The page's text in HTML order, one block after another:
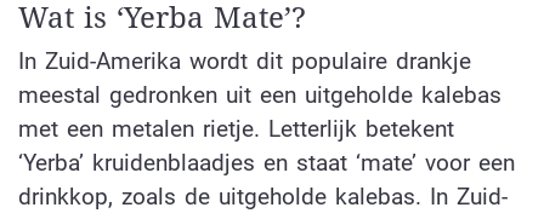
Wat is ‘Yerba Mate’?
In Zuid-Amerika wordt dit populaire drankje
meestal gedronken uit een uitgeholde kalebas
met een metalen rietje. Letterlijk betekent
‘Yerba’ kruidenblaadjes en staat ‘mate’ voor een
drinkkop, zoals de uitgeholde kalebas. In Zuid-